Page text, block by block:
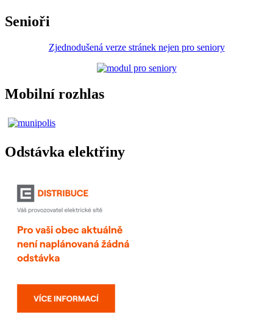
Senioři
Zjednodušená verze stránek nejen pro seniory
Mobilní rozhlas
Odstávka elektřiny